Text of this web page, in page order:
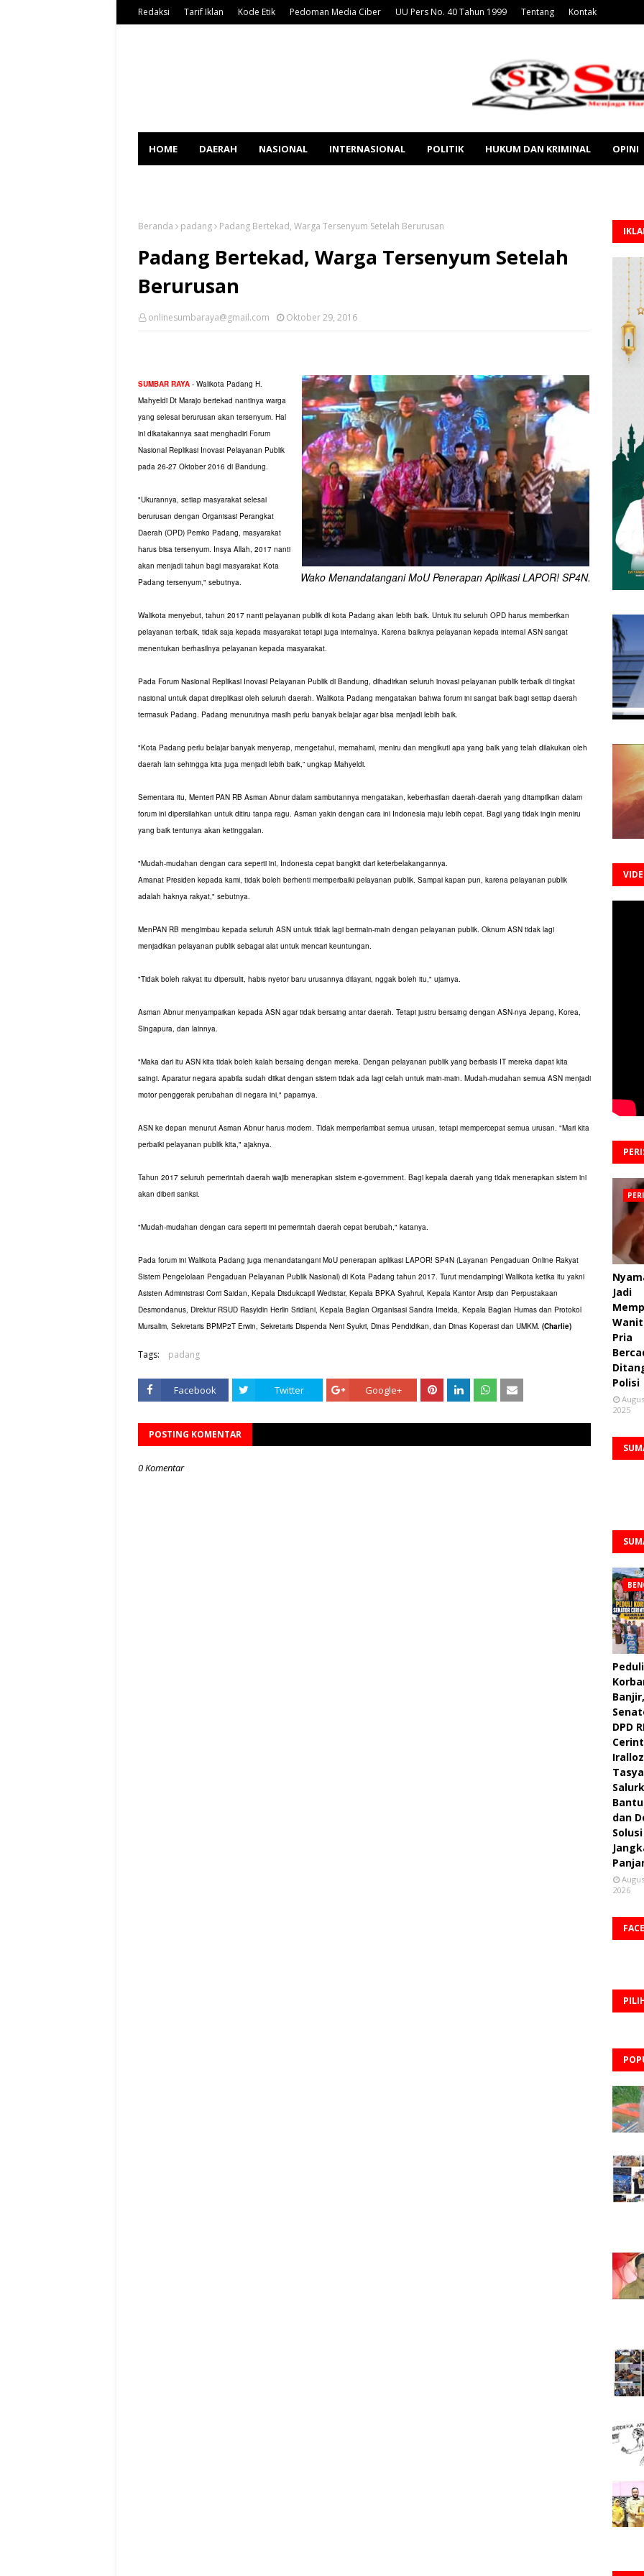
Redaksi Tarif Iklan Kode Etik Pedoman Media Ciber UU Pers No. 40 Tahun 1999 Tentang Kontak
HOME DAERAH NASIONAL INTERNASIONAL POLITIK HUKUM DAN KRIMINAL OPINI
Beranda padang Padang Bertekad, Warga Tersenyum Setelah Berurusan
Padang Bertekad, Warga Tersenyum Setelah
Berurusan
onlinesumbaraya@gmail.com Oktober 29, 2016
Wako Menandatangani MoU Penerapan Aplikasi LAPOR! SP4N.
SUMBAR RAYA - Walikota Padang H.
Mahyeldi Dt Marajo bertekad nantinya warga
yang selesai berurusan akan tersenyum. Hal
ini dikatakannya saat menghadiri Forum
Nasional Replikasi Inovasi Pelayanan Publik
pada 26-27 Oktober 2016 di Bandung.
"Ukurannya, setiap masyarakat selesai
berurusan dengan Organisasi Perangkat
Daerah (OPD) Pemko Padang, masyarakat
harus bisa tersenyum. Insya Allah, 2017 nanti
akan menjadi tahun bagi masyarakat Kota
Padang tersenyum," sebutnya.
Walikota menyebut, tahun 2017 nanti pelayanan publik di kota Padang akan lebih baik. Untuk itu seluruh OPD harus memberikan
pelayanan terbaik, tidak saja kepada masyarakat tetapi juga internalnya. Karena baiknya pelayanan kepada internal ASN sangat
menentukan berhasilnya pelayanan kepada masyarakat.
Pada Forum Nasional Replikasi Inovasi Pelayanan Publik di Bandung, dihadirkan seluruh inovasi pelayanan publik terbaik di tingkat
nasional untuk dapat direplikasi oleh seluruh daerah. Walikota Padang mengatakan bahwa forum ini sangat baik bagi setiap daerah
termasuk Padang. Padang menurutnya masih perlu banyak belajar agar bisa menjadi lebih baik.
"Kota Padang perlu belajar banyak menyerap, mengetahui, memahami, meniru dan mengikuti apa yang baik yang telah dilakukan oleh
daerah lain sehingga kita juga menjadi lebih baik,” ungkap Mahyeldi.
Sementara itu, Menteri PAN RB Asman Abnur dalam sambutannya mengatakan, keberhasilan daerah-daerah yang ditampilkan dalam
forum ini dipersilahkan untuk ditiru tanpa ragu. Asman yakin dengan cara ini Indonesia maju lebih cepat. Bagi yang tidak ingin meniru
yang baik tentunya akan ketinggalan.
"Mudah-mudahan dengan cara seperti ini, Indonesia cepat bangkit dari keterbelakangannya.
Amanat Presiden kepada kami, tidak boleh berhenti memperbaiki pelayanan publik. Sampai kapan pun, karena pelayanan publik
adalah haknya rakyat," sebutnya.
MenPAN RB mengimbau kepada seluruh ASN untuk tidak lagi bermain-main dengan pelayanan publik. Oknum ASN tidak lagi
menjadikan pelayanan publik sebagai alat untuk mencari keuntungan.
"Tidak boleh rakyat itu dipersulit, habis nyetor baru urusannya dilayani, nggak boleh itu," ujarnya.
Asman Abnur menyampaikan kepada ASN agar tidak bersaing antar daerah. Tetapi justru bersaing dengan ASN-nya Jepang, Korea,
Singapura, dan lainnya.
"Maka dari itu ASN kita tidak boleh kalah bersaing dengan mereka. Dengan pelayanan publik yang berbasis IT mereka dapat kita
saingi. Aparatur negara apabila sudah diikat dengan sistem tidak ada lagi celah untuk main-main. Mudah-mudahan semua ASN menjadi
motor penggerak perubahan di negara ini," paparnya.
ASN ke depan menurut Asman Abnur harus modern. Tidak memperlambat semua urusan, tetapi mempercepat semua urusan. "Mari kita
perbaiki pelayanan publik kita," ajaknya.
Tahun 2017 seluruh pemerintah daerah wajib menerapkan sistem e-government. Bagi kepala daerah yang tidak menerapkan sistem ini
akan diberi sanksi.
"Mudah-mudahan dengan cara seperti ini pemerintah daerah cepat berubah," katanya.
Pada forum ini Walikota Padang juga menandatangani MoU penerapan aplikasi LAPOR! SP4N (Layanan Pengaduan Online Rakyat
Sistem Pengelolaan Pengaduan Pelayanan Publik Nasional) di Kota Padang tahun 2017. Turut mendampingi Walikota ketika itu yakni
Asisten Administrasi Corri Saidan, Kepala Disdukcapil Wedistar, Kepala BPKA Syahrul, Kepala Kantor Arsip dan Perpustakaan
Desmondanus, Direktur RSUD Rasyidin Herlin Sridiani, Kepala Bagian Organisasi Sandra Imelda, Kepala Bagian Humas dan Protokol
Mursalim, Sekretaris BPMP2T Erwin, Sekretaris Dispenda Neni Syukri, Dinas Pendidikan, dan Dinas Koperasi dan UMKM. (Charlie)
Tags: padang
Facebook Twitter Google+
POSTING KOMENTAR
0 Komentar
Jadi
Pria
Polisi
2025
Peduli
Banjir,
DPD
Cerint
Tasya
dan
Solusi
2026